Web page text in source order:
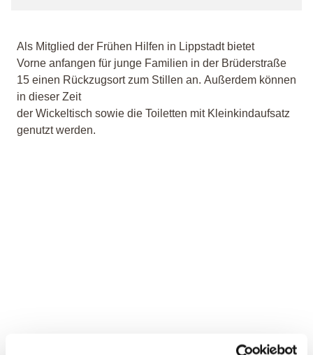
Als Mitglied der Frühen Hilfen in Lippstadt bietet
Vorne anfangen für junge Familien in der Brüderstraße
15 einen Rückzugsort zum Stillen an. Außerdem können
in dieser Zeit
der Wickeltisch sowie die Toiletten mit Kleinkindaufsatz
genutzt werden.